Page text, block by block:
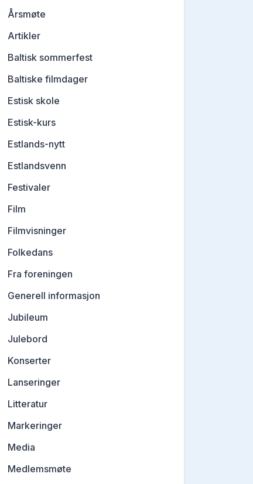
Årsmøte
Artikler
Baltisk sommerfest
Baltiske filmdager
Estisk skole
Estisk-kurs
Estlands-nytt
Estlandsvenn
Festivaler
Film
Filmvisninger
Folkedans
Fra foreningen
Generell informasjon
Jubileum
Julebord
Konserter
Lanseringer
Litteratur
Markeringer
Media
Medlemsmøte